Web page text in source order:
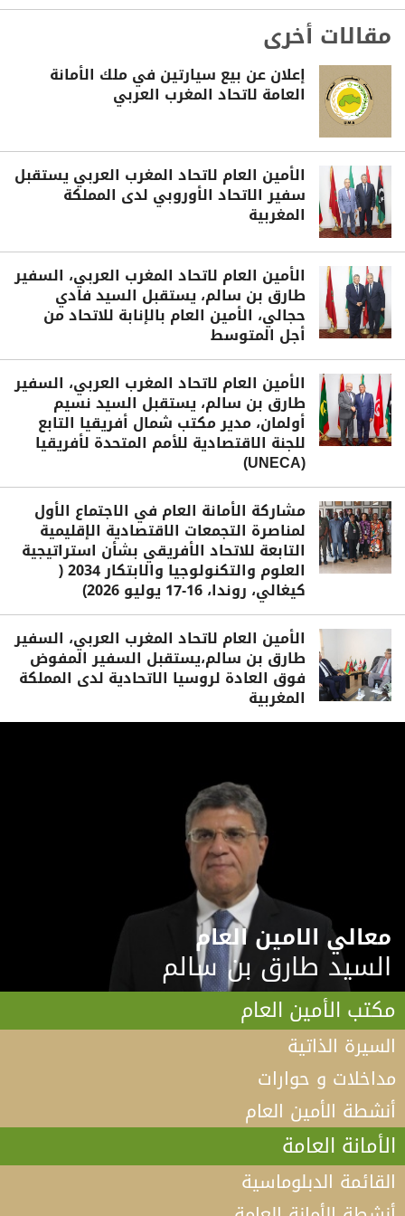
مقالات أخرى
إعلان عن بيع سيارتين في ملك الأمانة
العامة لاتحاد المغرب العربي
الأمين العام لاتحاد المغرب العربي يستقبل
سفير الاتحاد الأوروبي لدى المملكة
المغربية
الأمين العام لاتحاد المغرب العربي، السفير
طارق بن سالم، يستقبل السيد فادي
حجالي، الأمين العام بالإنابة للاتحاد من
أجل المتوسط
الأمين العام لاتحاد المغرب العربي، السفير
طارق بن سالم، يستقبل السيد نسيم
أولمان، مدير مكتب شمال أفريقيا التابع
للجنة الاقتصادية للأمم المتحدة لأفريقيا
(UNECA)
مشاركة الأمانة العام في الاجتماع الأول
لمناصرة التجمعات الاقتصادية الإقليمية
التابعة للاتحاد الأفريقي بشأن استراتيجية
العلوم والتكنولوجيا والابتكار 2034 (
كيغالي، روندا، 16-17 يوليو 2026)
الأمين العام لاتحاد المغرب العربي، السفير
طارق بن سالم،يستقبل السفير المفوض
فوق العادة لروسيا الاتحادية لدى المملكة
المغربية
معالي الامين العام
السيد طارق بن سالم
مكتب الأمين العام
السيرة الذاتية
مداخلات و حوارات
أنشطة الأمين العام
الأمانة العامة
القائمة الدبلوماسية